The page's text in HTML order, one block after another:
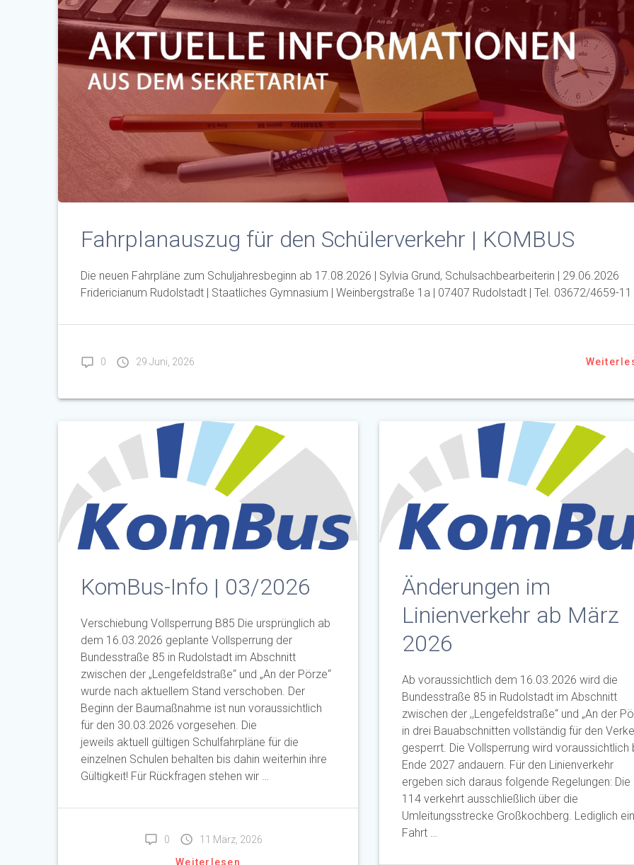
Fahrplanauszug für den Schülerverkehr | KOMBUS
Die neuen Fahrpläne zum Schuljahresbeginn ab 17.08.2026 | Sylvia Grund, Schulsachbearbeiterin | 29.06.2026
Fridericianum Rudolstadt | Staatliches Gymnasium | Weinbergstraße 1a | 07407 Rudolstadt | Tel. 03672/4659-11
0 29 Juni, 2026
KomBus-Info | 03/2026
Verschiebung Vollsperrung B85 Die ursprünglich ab
dem 16.03.2026 geplante Vollsperrung der
Bundesstraße 85 in Rudolstadt im Abschnitt
zwischen der „Lengefeldstraße“ und „An der Pörze“
wurde nach aktuellem Stand verschoben. Der
Beginn der Baumaßnahme ist nun voraussichtlich
für den 30.03.2026 vorgesehen. Die
jeweils aktuell gültigen Schulfahrpläne für die
einzelnen Schulen behalten bis dahin weiterhin ihre
Gültigkeit! Für Rückfragen stehen wir …
0
11 März, 2026
Weiterlesen
Änderungen im
Linienverkehr ab März
2026
Ab voraussichtlich dem 16.03.2026 wird die
Bundesstraße 85 in Rudolstadt im Abschnitt
zwischen der ,,Lengefeldstraße“ und „An der
in drei Bauabschnitten vollständig für den
gesperrt. Die Vollsperrung wird voraussichtlich
Ende 2027 andauern. Für den Linienverkehr
ergeben sich daraus folgende Regelungen: Die
114 verkehrt ausschließlich über die
Umleitungsstrecke Großkochberg. Lediglich
Fahrt …